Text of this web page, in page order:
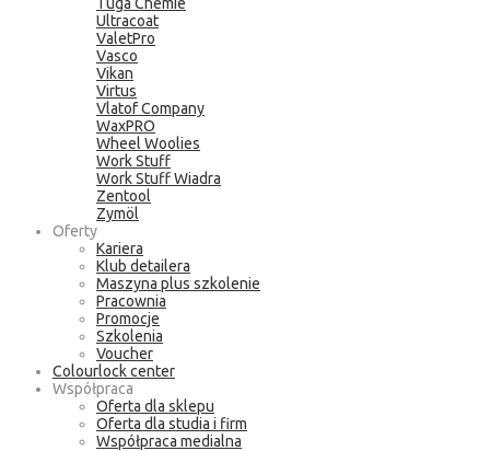
Ultracoat
ValetPro
Vasco
Vikan
Virtus
Vlatof Company
WaxPRO
Wheel Woolies
Work Stuff
Work Stuff Wiadra
Zentool
Zymöl
Oferty
Kariera
Klub detailera
Maszyna plus szkolenie
Pracownia
Promocje
Szkolenia
Voucher
Colourlock center
Współpraca
Oferta dla sklepu
Oferta dla studia i firm
Współpraca medialna